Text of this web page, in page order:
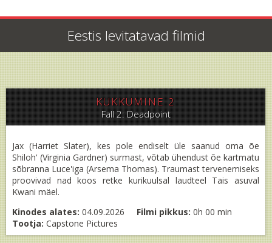
Eestis levitatavad filmid
KUKKUMINE 2
Fall 2: Deadpoint
Jax (Harriet Slater), kes pole endiselt üle saanud oma õe
Shiloh' (Virginia Gardner) surmast, võtab ühendust õe kartmatu
sõbranna Luce'iga (Arsema Thomas). Traumast tervenemiseks
proovivad nad koos retke kurikuulsal laudteel Tais asuval
Kwani mäel.
Kinodes alates: 04.09.2026 Filmi pikkus: 0h 00 min
Tootja: Capstone Pictures